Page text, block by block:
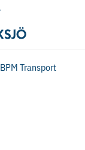
BPM Transport